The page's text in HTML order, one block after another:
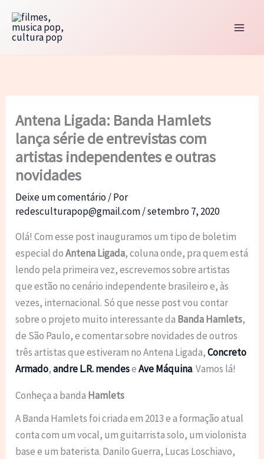
para
Antena Ligada: Banda Hamlets
lança série de entrevistas com
artistas independentes e outras
novidades
Deixe um comentário/ Por
redesculturapop@gmail.com/setembro 7, 2020
Olá! Com esse post inauguramos um tipo de boletim
especial doAntena Ligada, coluna onde, pra quem está
lendo pela primeira vez, escrevemos sobre artistas
que estão no cenário independente brasileiro e, às
vezes, internacional. Só que nesse post vou contar
sobre o projeto muito interessante da Banda Hamlets,
de São Paulo, e comentar sobre novidades de outros
três artistas que estiveram no Antena Ligada,Concreto
Armado,andre L.R. mendeseAve Máquina. Vamos lá!
Conheça a banda Hamlets
A Banda Hamlets foi criada em 2013 e a formação atual
conta com um vocal, um guitarrista solo, um violonista
base e um baterista. Danilo Guerra, Lucas Loschiavo,